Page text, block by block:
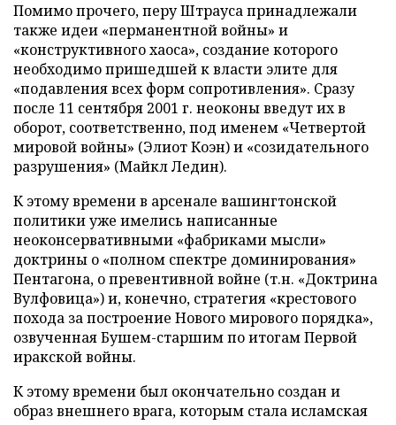
Помимо прочего, перу Штрауса принадлежали
также идеи «перманентной войны» и
«конструктивного хаоса», создание которого
необходимо пришедшей к власти элите для
«подавления всех форм сопротивления». Сразу
после 11 сентября 2001 г. неоконы введут их в
оборот, соответственно, под именем «Четвертой
мировой войны» (Элиот Коэн) и «созидательного
разрушения» (Майкл Ледин).
К этому времени в арсенале вашингтонской
политики уже имелись написанные
неоконсервативными «фабриками мысли»
доктрины о «полном спектре доминирования»
Пентагона, о превентивной войне (т.н. «Доктрина
Вулфовица») и, конечно, стратегия «крестового
похода за построение Нового мирового порядка»,
озвученная Бушем-старшим по итогам Первой
иракской войны.
К этому времени был окончательно создан и
образ внешнего врага, которым стала исламская